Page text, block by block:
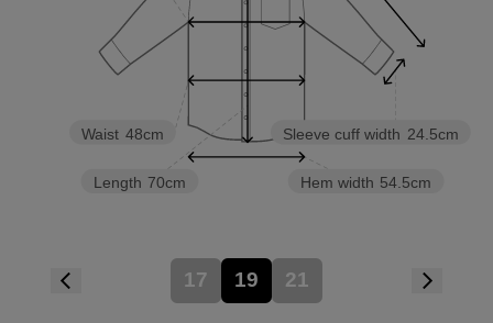
Hem width 54.5cm
Sleeve cuff width 24.5cm
Length 70cm
Waist 48cm
17 19 21